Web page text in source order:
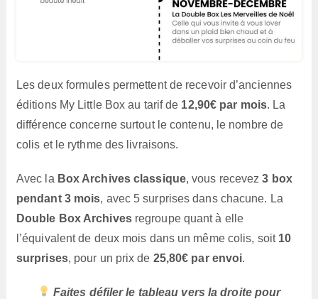
Les deux formules permettent de recevoir d’anciennes
éditions My Little Box au tarif de 12,90€ par mois. La
différence concerne surtout le contenu, le nombre de
colis et le rythme des livraisons.
Avec la Box Archives classique, vous recevez3 box
pendant 3 mois, avec 5 surprises dans chacune. La
Double Box Archivesregroupe quant à elle
l’équivalent de deux mois dans un même colis, soit 10
surprises, pour un prix de 25,80€ par envoi.
Faites défiler le tableau vers la droite pour